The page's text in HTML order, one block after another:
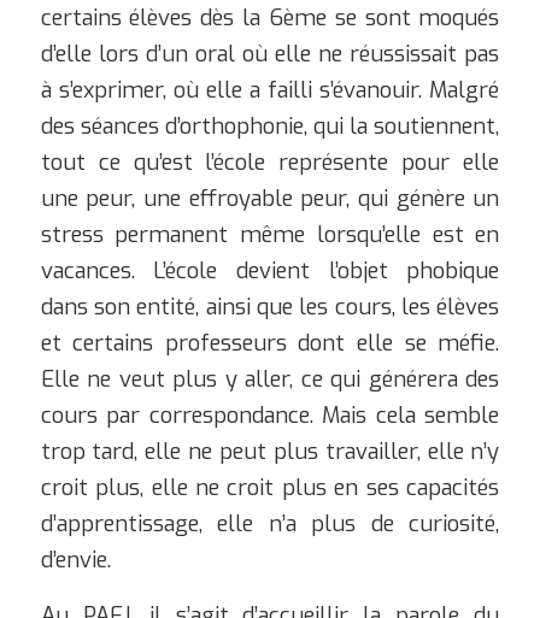
certains élèves dès la 6ème se sont moqués
d’elle lors d’un oral où elle ne réussissait pas
à s’exprimer, où elle a failli s’évanouir. Malgré
des séances d’orthophonie, qui la soutiennent,
tout ce qu’est l’école représente pour elle
une peur, une effroyable peur, qui génère un
stress permanent même lorsqu’elle est en
vacances. L’école devient l’objet phobique
dans son entité, ainsi que les cours, les élèves
et certains professeurs dont elle se méfie.
Elle ne veut plus y aller, ce qui générera des
cours par correspondance. Mais cela semble
trop tard, elle ne peut plus travailler, elle n’y
croit plus, elle ne croit plus en ses capacités
d’apprentissage, elle n’a plus de curiosité,
d’envie.